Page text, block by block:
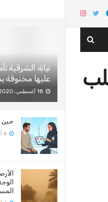
نيابة الشرقية
عليها مخنوقة
حين